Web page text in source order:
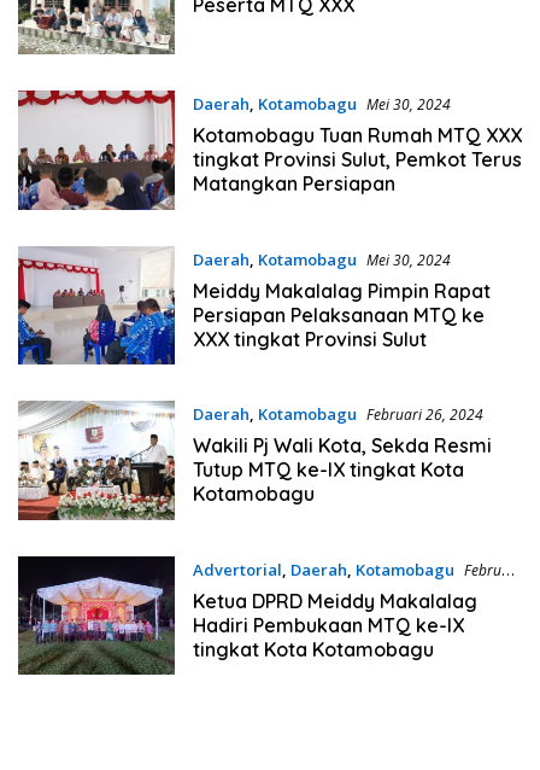
Daerah, Kotamobagu Mei 30, 2024
Kotamobagu Tuan Rumah MTQ XXX
tingkat Provinsi Sulut, Pemkot Terus
Matangkan Persiapan
Daerah, Kotamobagu Mei 30, 2024
Meiddy Makalalag Pimpin Rapat
Persiapan Pelaksanaan MTQ ke
XXX tingkat Provinsi Sulut
Daerah, Kotamobagu Februari 26, 2024
Wakili Pj Wali Kota, Sekda Resmi
Tutup MTQ ke-IX tingkat Kota
Kotamobagu
Advertorial Daerah Kotamobagu Februari
23, 2024
Ketua DPRD Meiddy Makalalag
Hadiri Pembukaan MTQ ke-IX
tingkat Kota Kotamobagu